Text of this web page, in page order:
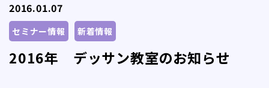
2016.01.07
セミナー情報 新着情報
2016年 デッサン教室のお知らせ